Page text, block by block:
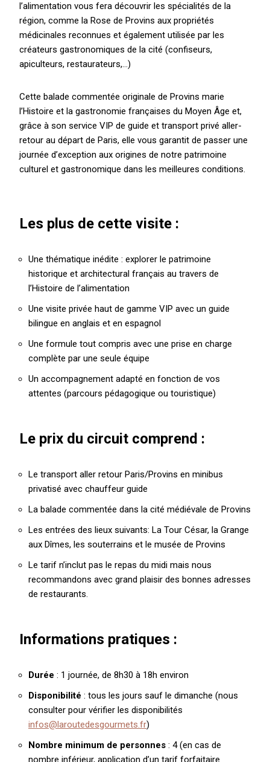
l’alimentation vous fera découvrir les spécialités de la
région, comme la Rose de Provins aux propriétés
médicinales reconnues et également utilisée par les
créateurs gastronomiques de la cité (confiseurs,
apiculteurs, restaurateurs,…)
Cette balade commentée originale de Provins marie
l’Histoire et la gastronomie françaises du Moyen Âge et,
grâce à son service VIP de guide et transport privé aller-
retour au départ de Paris, elle vous garantit de passer une
journée d’exception aux origines de notre patrimoine
culturel et gastronomique dans les meilleures conditions.
Les plus de cette visite :
Une thématique inédite : explorer le patrimoine
historique et architectural français au travers de
l’Histoire de l’alimentation
Une visite privée haut de gamme VIP avec un guide
bilingue en anglais et en espagnol
Une formule tout compris avec une prise en charge
complète par une seule équipe
Un accompagnement adapté en fonction de vos
attentes (parcours pédagogique ou touristique)
Le prix du circuit comprend :
Le transport aller retour Paris/Provins en minibus
privatisé avec chauffeur guide
La balade commentée dans la cité médiévale de Provins
Les entrées des lieux suivants: La Tour César, la Grange
aux Dîmes, les souterrains et le musée de Provins
Le tarif n’inclut pas le repas du midi mais nous
recommandons avec grand plaisir des bonnes adresses
de restaurants.
Informations pratiques :
Durée : 1 journée, de 8h30 à 18h environ
Disponibilité : tous les jours sauf le dimanche (nous
consulter pour vérifier les disponibilités
infos@laroutedesgourmets.fr)
Nombre minimum de personnes : 4 (en cas de
nombre inférieur, application d’un tarif forfaitaire